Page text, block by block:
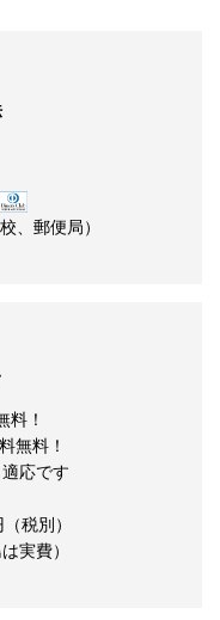
、郵便局）
料！
無料！
応です
税別）
実費）